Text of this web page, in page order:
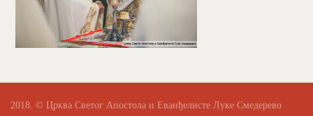
2018. © Црква Светог Апостола и Еванђелисте Луке Смедерево